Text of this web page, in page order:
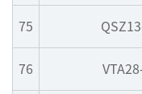
75
76